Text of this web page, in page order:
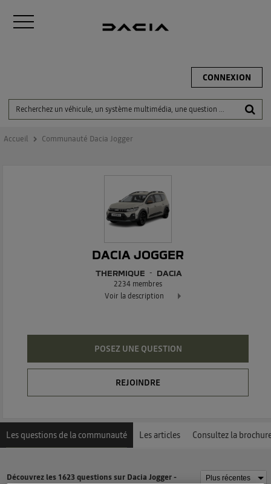
CONNEXION
Accueil Communauté Dacia Jogger
DACIA JOGGER
THERMIQUE DACIA
2234 membres
Voir la description
POSEZ UNE QUESTION
REJOINDRE
Les questions de la communauté Les articles Consultez la
Découvrez les 1623 questions sur Dacia Jogger -